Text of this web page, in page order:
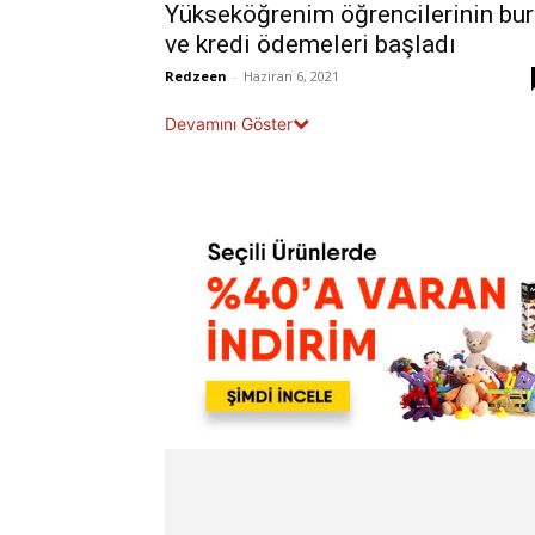
Yükseköğrenim öğrencilerinin
ve kredi ödemeleri başladı
Redzeen - Haziran 6, 2021
Devamını Göster